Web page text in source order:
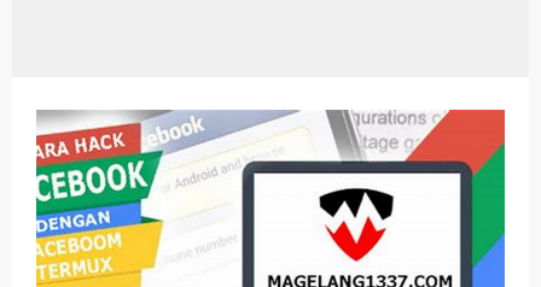
Bitcoin Miner Android: Apa Itu Dan Bagaimana Cara Menggunakannya
Pp Wa Couple Pasangan: Cara Terbaik Untuk Menjaga Hubungan
Cara Mengecek Windows Ori